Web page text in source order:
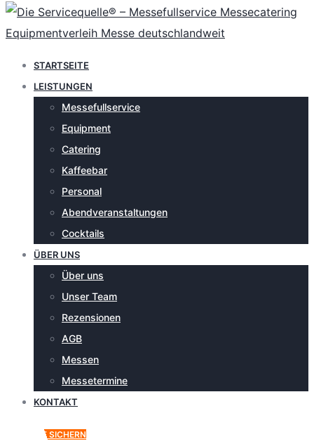
STARTSEITE
LEISTUNGEN
Messefullservice
Equipment
Catering
Kaffeebar
Personal
Abendveranstaltungen
Cocktails
ÜBER UNS
Über uns
Unser Team
Rezensionen
AGB
Messen
Messetermine
KONTAKT
ANGEBOT SICHERN